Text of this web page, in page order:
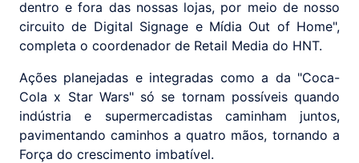
dentro e fora das nossas lojas, por meio de nosso
circuito de Digital Signage e Mídia Out of Home",
completa o coordenador de Retail Media do HNT.
Ações planejadas e integradas como a da "Coca-
Cola x Star Wars" só se tornam possíveis quando
indústria e supermercadistas caminham juntos,
pavimentando caminhos a quatro mãos, tornando a
Força do crescimento imbatível.